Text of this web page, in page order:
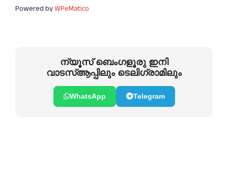
Powered byWPeMatico
ന്യൂസ് ബെംഗളൂരു ഇനി
വാടസ്ആപ്പിലും ടെലിഗ്രാമിലും
WhatsApp Telegram